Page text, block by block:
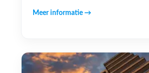
Meer informatie →